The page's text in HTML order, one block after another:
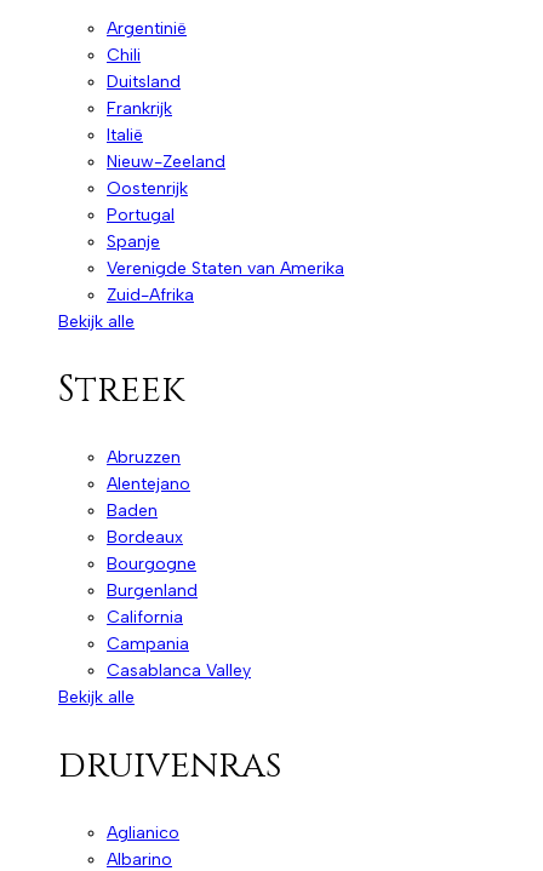
Argentinië
Chili
Duitsland
Frankrijk
Italië
Nieuw-Zeeland
Oostenrijk
Portugal
Spanje
Verenigde Staten van Amerika
Zuid-Afrika
Bekijk alle
Streek
Abruzzen
Alentejano
Baden
Bordeaux
Bourgogne
Burgenland
California
Campania
Casablanca Valley
Bekijk alle
druivenras
Aglianico
Albarino